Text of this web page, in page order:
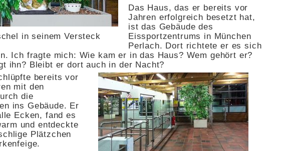
in seinem Versteck
Das Haus, das er bereits vor
Jahren erfolgreich besetzt hat,
ist das Gebäude des
Eissportzentrums in München
Perlach. Dort richtete er es sich
Ich fragte mich: Wie kam er in das Haus? Wem gehört er?
ihn? Bleibt er dort auch in der Nacht?
bereits vor
mit den
die
ins Gebäude. Er
Ecken, fand es
und entdeckte
Plätzchen